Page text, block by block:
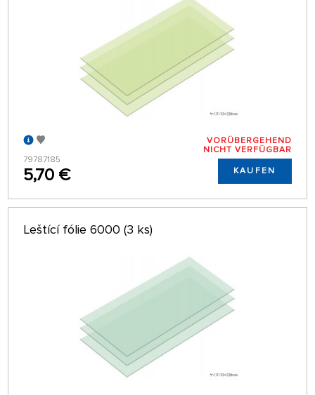
79787185
5,70 €
VORÜBERGEHEND
NICHT VERFÜGBAR
KAUFEN
Leštící fólie 6000 (3 ks)